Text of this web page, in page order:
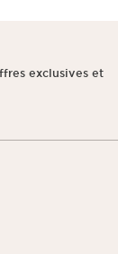
exclusives et